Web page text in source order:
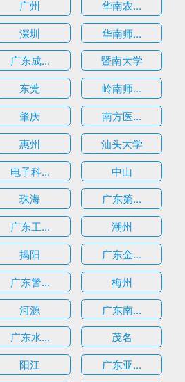
广州
华南农...
深圳
华南师...
广东成...
暨南大学
东莞
岭南师...
肇庆
南方医...
惠州
汕头大学
电子科...
中山
珠海
广东第...
广东工...
潮州
揭阳
广东金...
广东警...
梅州
河源
广东南...
广东水...
茂名
阳江
广东亚...